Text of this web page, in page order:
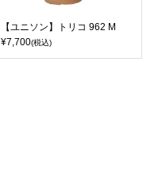
【ユニソン】トリコ 962 M
¥7,700(税込)